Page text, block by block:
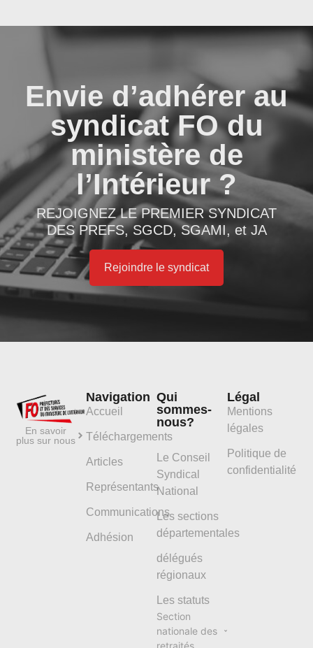
Envie d’adhérer au
syndicat FO du
ministère de
l’Intérieur ?
REJOIGNEZ LE PREMIER SYNDICAT
DES PREFS, SGCD, SGAMI, et JA
Rejoindre le syndicat
En savoir
plus sur nous
Navigation
Accueil
Téléchargements
Articles
Représentants
Communications
Adhésion
Qui
sommes-
nous?
Le Conseil
Syndical
National
Les sections
départementales
délégués
régionaux
Les statuts
Section
nationale des
retraités
Légal
Mentions
légales
Politique de
confidentialité